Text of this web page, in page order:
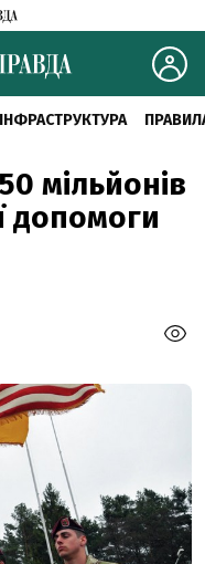
ІНФРАСТРУКТУРА
мільйонів
допомоги